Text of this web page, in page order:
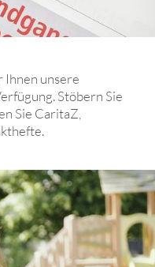
Ihnen unsere
Stöbern Sie
Sie CaritaZ,